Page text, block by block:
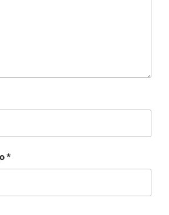
*